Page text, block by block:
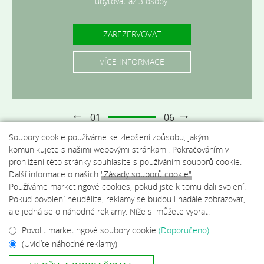
ZAREZERVOVAT
VÍCE INFORMACE
ZAREZERVOVAT
VÍCE INFORMACE
ZAREZERVOVAT
VÍCE INFORMACE
ZAREZERVOVAT
VÍCE INFORMACE
ZAREZERVOVAT
VÍCE INFORMACE
ZAREZERVOVAT
VÍCE INFORMACE
01 06
Soubory cookie používáme ke zlepšení způsobu, jakým
komunikujete s našimi webovými stránkami. Pokračováním v
prohlížení této stránky souhlasíte s používáním souborů cookie.
Další informace o našich "Zásady souborů cookie".
Používáme marketingové cookies, pokud jste k tomu dali svolení.
Pokud povolení neudělíte, reklamy se budou i nadále zobrazovat,
ale jedná se o náhodné reklamy. Níže si můžete vybrat.
Povolit marketingové soubory cookie (Doporučeno)
(Uvidíte náhodné reklamy)